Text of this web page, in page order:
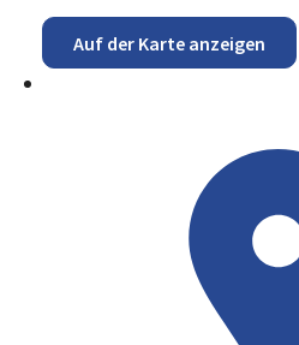
Auf der Karte anzeigen